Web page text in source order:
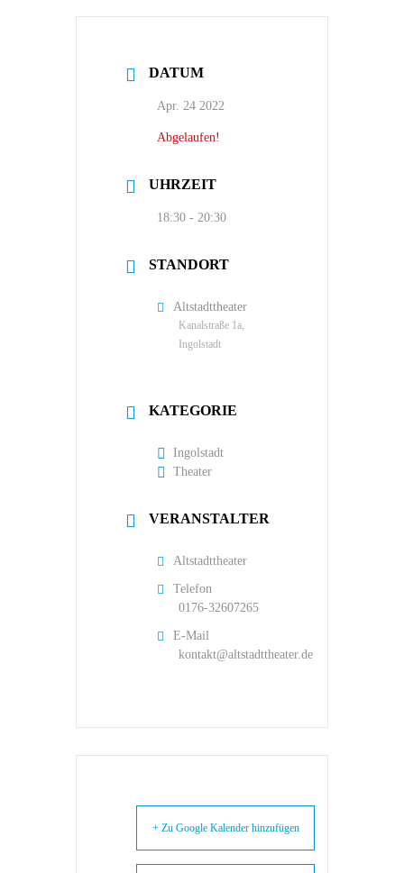
DATUM
Apr. 24 2022
Abgelaufen!
UHRZEIT
18:30 - 20:30
STANDORT
Altstadttheater
Kanalstraße 1a,
Ingolstadt
KATEGORIE
Ingolstadt
Theater
VERANSTALTER
Altstadttheater
Telefon
0176-32607265
E-Mail
kontakt@altstadttheater.de
+ Zu Google Kalender hinzufügen